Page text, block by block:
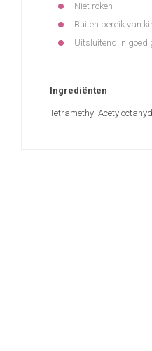
Niet roken
Buiten bereik van
Uitsluitend in goed
Ingrediënten
Tetramethyl